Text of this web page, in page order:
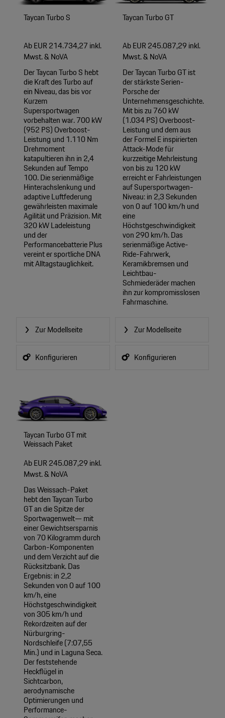
Taycan Turbo S
Ab EUR 214.734,27 inkl.
Mwst. & NoVA
Der Taycan Turbo S hebt
die Kraft des Turbo auf
ein Niveau, das bis vor
Kurzem
Supersportwagen
vorbehalten war. 700 kW
(952 PS) Overboost-
Leistung und 1.110 Nm
Drehmoment
katapultieren ihn in 2,4
Sekunden auf Tempo
100. Die serienmäßige
Hinterachslenkung und
adaptive Luftfederung
gewährleisten maximale
Agilität und Präzision. Mit
320 kW Ladeleistung
und der
Performancebatterie Plus
vereint er sportliche DNA
mit Alltagstauglichkeit.
Zur Modellseite
Konfigurieren
Taycan Turbo GT
Ab EUR 245.087,29 inkl.
Mwst. & NoVA
Der Taycan Turbo GT ist
der stärkste Serien-
Porsche der
Unternehmensgeschichte.
Mit bis zu 760 kW
(1.034 PS) Overboost-
Leistung und dem aus
der Formel E inspirierten
Attack-Mode für
kurzzeitige Mehrleistung
von bis zu 120 kW
erreicht er Fahrleistungen
auf Supersportwagen-
Niveau: in 2,3 Sekunden
von 0 auf 100 km/h und
eine
Höchstgeschwindigkeit
von 290 km/h. Das
serienmäßige Active-
Ride-Fahrwerk,
Keramikbremsen und
Leichtbau-
Schmiederäder machen
ihn zur kompromisslosen
Fahrmaschine.
Zur Modellseite
Konfigurieren
Taycan Turbo GT mit
Weissach Paket
Ab EUR 245.087,29 inkl.
Mwst. & NoVA
Das Weissach-Paket
hebt den Taycan Turbo
GT an die Spitze der
Sportwagenwelt— mit
einer Gewichtsersparnis
von 70 Kilogramm durch
Carbon-Komponenten
und dem Verzicht auf die
Rücksitzbank. Das
Ergebnis: in 2,2
Sekunden von 0 auf 100
km/h, eine
Höchstgeschwindigkeit
von 305 km/h und
Rekordzeiten auf der
Nürburgring-
Nordschleife (7:07,55
Min.) und in Laguna Seca.
Der feststehende
Heckflügel in
Sichtcarbon,
aerodynamische
Optimierungen und
Performance-